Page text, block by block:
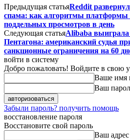
Предыдущая статьяReddit
спама: как алгоритмы платформы
поддельных просмотров в день
Следующая статьяAlibaba выиграла
Пентагона: американский судья
санкционные ограничения на 60
войти в систему
Добро пожаловать! Войдите в свою
Ваше имя
Ваш
Забыли пароль? получить помощь
восстановление пароля
Восстановите свой пароль
Ваш